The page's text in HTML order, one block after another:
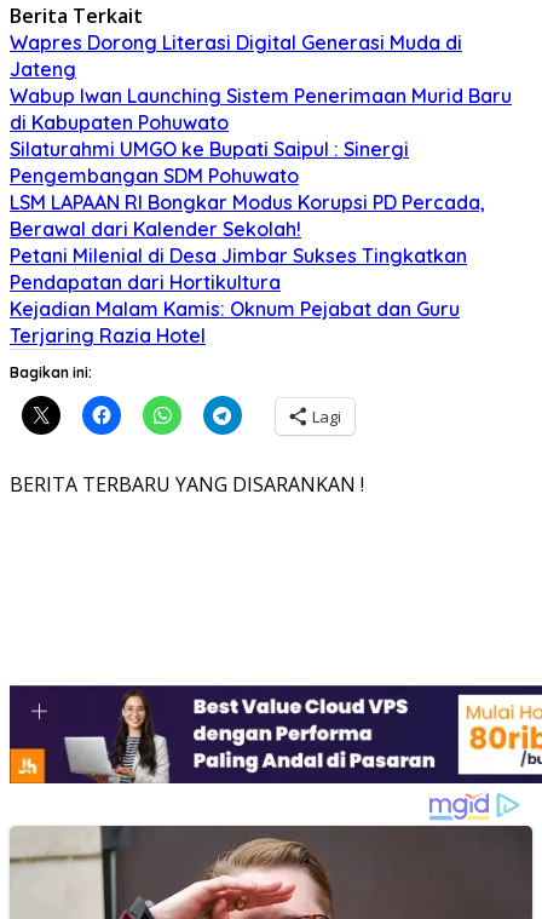
Berita Terkait
Wapres Dorong Literasi Digital Generasi Muda di
Jateng
Wabup Iwan Launching Sistem Penerimaan Murid Baru
di Kabupaten Pohuwato
Silaturahmi UMGO ke Bupati Saipul : Sinergi
Pengembangan SDM Pohuwato
LSM LAPAAN RI Bongkar Modus Korupsi PD Percada,
Berawal dari Kalender Sekolah!
Petani Milenial di Desa Jimbar Sukses Tingkatkan
Pendapatan dari Hortikultura
Kejadian Malam Kamis: Oknum Pejabat dan Guru
Terjaring Razia Hotel
Bagikan ini:
Lagi
BERITA TERBARU YANG DISARANKAN !